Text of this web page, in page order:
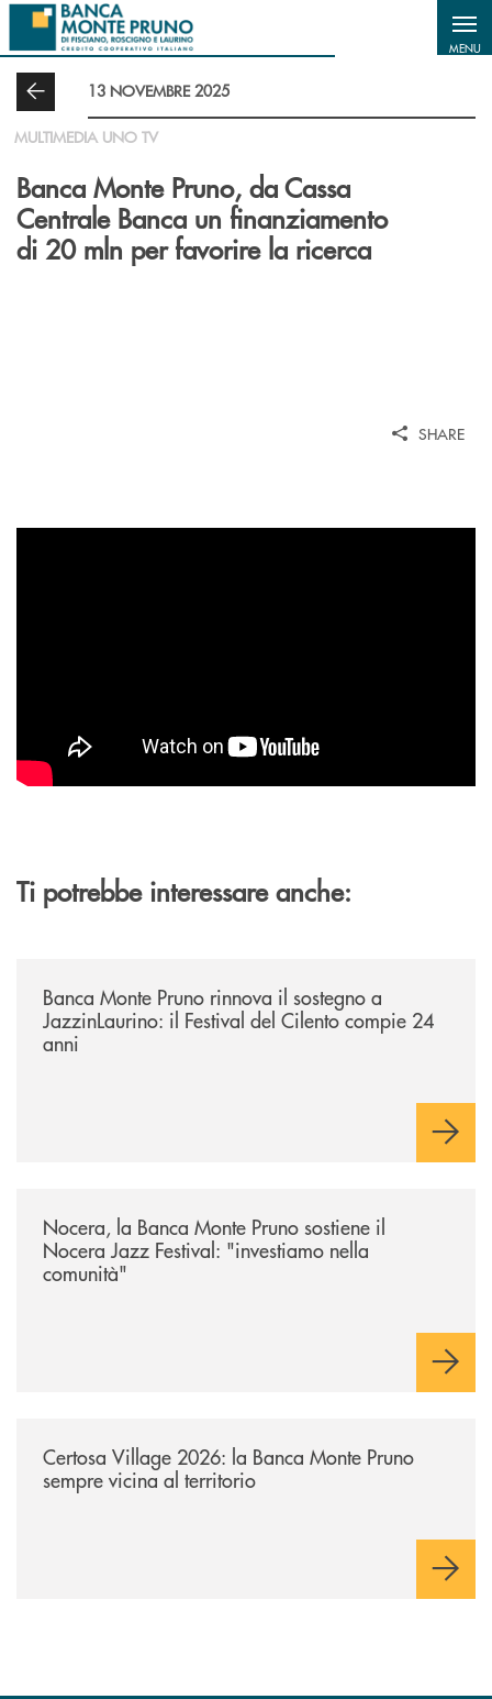
Salta al contenuto principale
MENU
13 NOVEMBRE 2025
MULTIMEDIA UNO TV
Banca Monte Pruno, da Cassa
Centrale Banca un finanziamento
di 20 mln per favorire la ricerca
SHARE
Ti potrebbe interessare anche:
Banca Monte Pruno rinnova il sostegno a
JazzinLaurino: il Festival del Cilento compie 24
anni
Nocera, la Banca Monte Pruno sostiene il
Nocera Jazz Festival: "investiamo nella
comunità"
Certosa Village 2026: la Banca Monte Pruno
sempre vicina al territorio